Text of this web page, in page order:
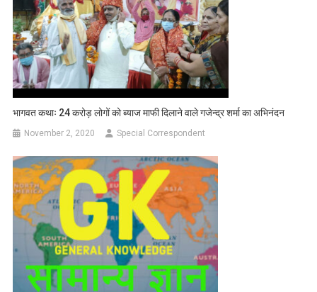
भागवत कथाः 24 करोड़ लोगों को ब्याज माफी दिलाने वाले गजेन्द्र शर्मा का अभिनंदन
November 2, 2020 Special Correspondent